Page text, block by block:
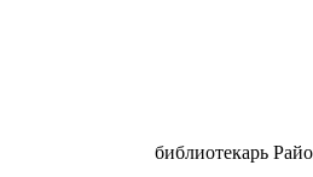
библиотекарь